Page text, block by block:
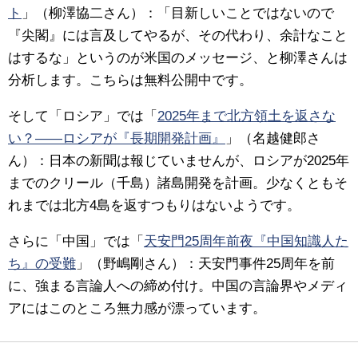
ト 」（柳澤協二さん）：「目新しいことではないので
『尖閣』には言及してやるが、その代わり、余計なこと
はするな」というのが米国のメッセージ、と柳澤さんは
分析します。こちらは無料公開中です。
そして「ロシア」では「 2025年まで北方領土を返さな
い？――ロシアが『長期開発計画』
」（名越健郎さ
ん）：日本の新聞は報じていませんが、ロシアが2025年
までのクリール（千島）諸島開発を計画。少なくともそ
れまでは北方4島を返すつもりはないようです。
さらに「中国」では「 天安門25周年前夜『中国知識人た
ち』の受難 」（野嶋剛さん）：天安門事件25周年を前
に、強まる言論人への締め付け。中国の言論界やメディ
アにはこのところ無力感が漂っています。